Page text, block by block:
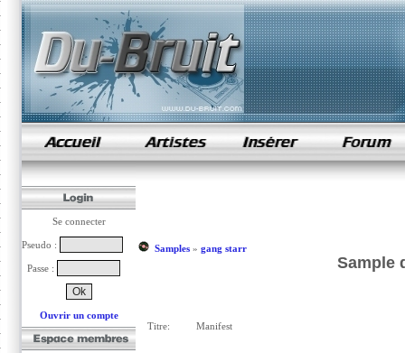
samples de rap
Se connecter
Pseudo :
Passe :
Ouvrir un compte
Samples» gang starr
Sample
Titre: Manifest